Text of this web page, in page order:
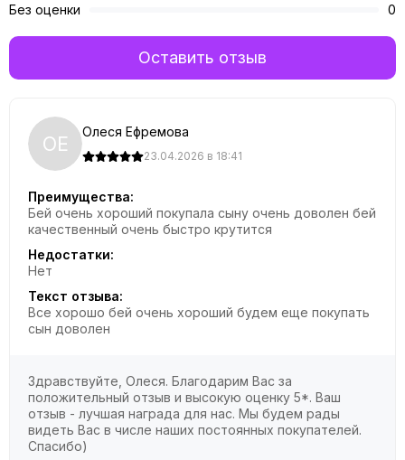
ОЕ Олеся Ефремова
23.04.2026 в 18:41
Преимущества:
Бей очень хороший покупала сыну очень доволен бей
качественный очень быстро крутится
Недостатки:
Нет
Текст отзыва:
Все хорошо бей очень хороший будем еще покупать
сын доволен
Здравствуйте, Олеся. Благодарим Вас за
положительный отзыв и высокую оценку 5*. Ваш
отзыв - лучшая награда для нас. Мы будем рады
видеть Вас в числе наших постоянных покупателей.
Спасибо)
Без оценки
0
Оставить отзыв